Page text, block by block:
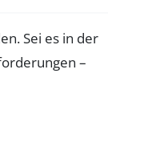
Sei es in der
–